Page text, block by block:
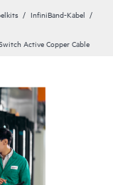
InfiniBand-Kabel
Active Copper Cable